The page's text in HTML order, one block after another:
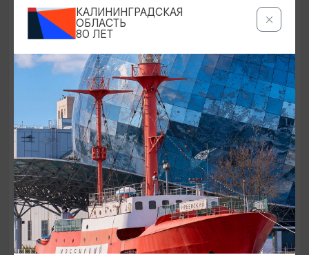
КОНЦЕРТЫ
Мероприятия в Доме-музее Германа
Брахерта в августе
01.08.2026 - 31.08.2026
Светлогорск, Дом-музей Германа Брахерта
КАЛИНИНГРАДСКАЯ
ОБЛАСТЬ
80 ЛЕТ